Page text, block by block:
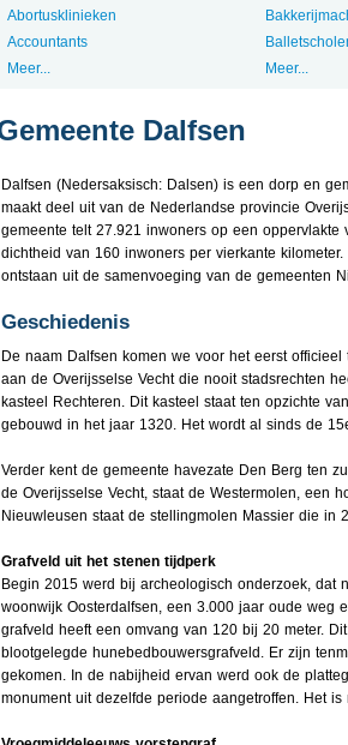
Abortusklinieken
Accountants
Meer...
Meer...
Dalfsen
Dalfsen (Nedersaksisch: Dalsen) is een dorp en
maakt deel uit van de Nederlandse provincie
gemeente telt 27.921 inwoners op een oppervlakte
dichtheid van 160 inwoners per vierkante
ontstaan uit de samenvoeging van de gemeenten
Geschiedenis
De naam Dalfsen komen we voor het eerst
aan de Overijsselse Vecht die nooit stadsrechten
kasteel Rechteren. Dit kasteel staat ten opzichte
gebouwd in het jaar 1320. Het wordt al sinds de
Verder kent de gemeente havezate Den Berg ten
de Overijsselse Vecht, staat de Westermolen, een
Nieuwleusen staat de stellingmolen Massier die in
Grafveld uit het stenen tijdperk
Begin 2015 werd bij archeologisch onderzoek,
woonwijk Oosterdalfsen, een 3.000 jaar oude weg
grafveld heeft een omvang van 120 bij 20 meter.
blootgelegde hunebedbouwersgrafveld. Er zijn
gekomen. In de nabijheid ervan werd ook de
monument uit dezelfde periode aangetroffen. Het